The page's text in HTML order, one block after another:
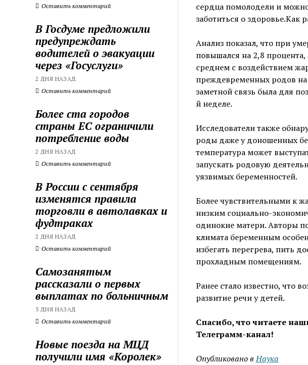
Оставить комментарий
В Госдуме предложили
предупреждать
водителей о эвакуации
через «Госуслуги»
2 ДНЯ НАЗАД
Оставить комментарий
Более ста городов
страны ЕС ограничили
потребление воды
2 ДНЯ НАЗАД
Оставить комментарий
В России с сентября
изменятся правила
торговли в автолавках и
фудтраках
2 ДНЯ НАЗАД
Оставить комментарий
Самозанятым
рассказали о первых
выплатах по больничным
3 ДНЯ НАЗАД
Оставить комментарий
Новые поезда на МЦД
получили имя «Королек»
сердца помолодели и
заботиться о здоровье.Как
Анализ показал, что при
повышался на 2,8
среднем с воздействием
преждевременных родов
заметной связь была для
й неделе.
Исследователи также
роды даже у доношенных
температура может
запускать родовую
уязвимых беременностей.
Более чувствительными к
низким социально-
одинокие матери. Авторы
климата беременным
избегать перегрева, пить
прохладным помещениям.
Ранее стало известно, что
развитие речи у детей.
Спасибо, что читаете
Телеграмм-канал!
Опубликовано в Наука